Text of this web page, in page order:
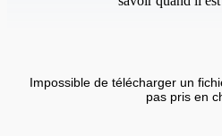
Impossible de télécharger un
pas pris en